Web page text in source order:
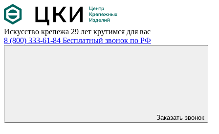
Искусство крепежа 29 лет крутимся для вас
8 (800) 333-61-84 Бесплатный звонок по РФ
Заказать звонок